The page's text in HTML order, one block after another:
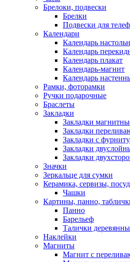
Брелоки, подвески
Брелки
Подвески для
Календари
Календарь
Календарь
Календарь плакат
Календарь-магнит
Календарь
Рамки, фоторамки
Ручки подарочные
Браслеты
Закладки
Закладки
Закладки
Закладки с
Закладки
Закладки
Значки
Зеркальце для сумки
Керамика, сервизы,
Чашки
Картины, панно,
Панно
Барельеф
Талички
Наклейки
Магниты
Магнит с